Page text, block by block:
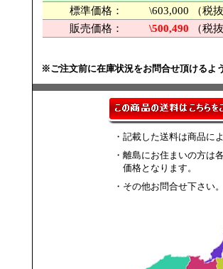
標準価格：
\603,000 （税
販売価格：
\500,490 （税
※ご注文前に在庫状況をお問合せ頂けるよ
・記載した送料は商品に
・離島にお住まいの方は
価格となります。
・その他お問合せ下さい。